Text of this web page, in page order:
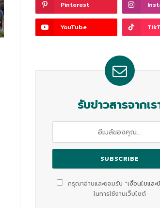
Pinterest
YouTube
รับข่าวสารจากเร
กรุณาอ่านและยอมรับ "เงื่อนไขแล
ในการใช้งานเว็บไซต์